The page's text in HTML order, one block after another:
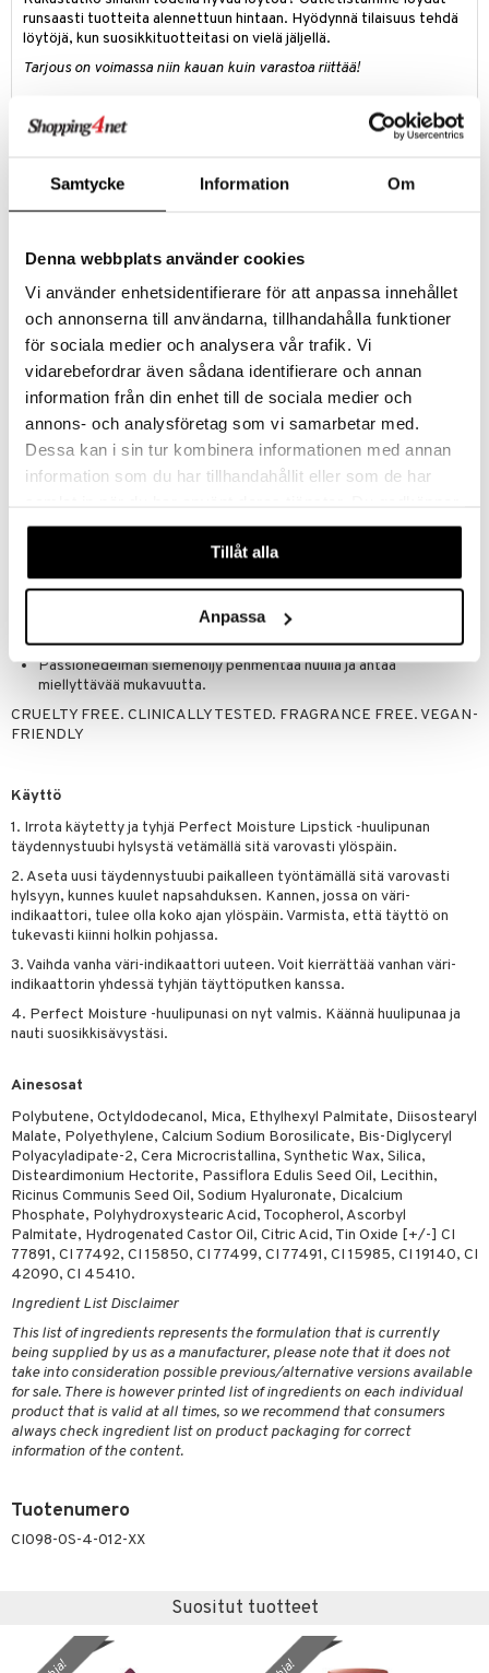
Samtycke Information Om
Denna webbplats använder cookies
Vi använder enhetsidentifierare för att anpassa innehållet
och annonserna till användarna, tillhandahålla funktioner
för sociala medier och analysera vår trafik. Vi
vidarebefordrar även sådana identifierare och annan
information från din enhet till de sociala medier och
annons- och analysföretag som vi samarbetar med.
Dessa kan i sin tur kombinera informationen med annan
information som du har tillhandahållit eller som de har
våra cookies vid fortsatt användande av vår webbplats.
Tillåt alla
Anpassa
runsaasti tuotteita alennettuun hintaan. Hyödynnä tilaisuus tehdä
löytöjä, kun suosikkituotteitasi on vielä jäljellä.
Tarjous on voimassa niin kauan kuin varastoa riittää!
Tuotetieto
mahdollisuuden tehdä kestävän valinnan IsaDoran ikonisen,
Monien vuosien jälkeen myyntilistojen kiistattomasta suosikista
Perfect Moisture -huulipunasta on tullut ikoninen tuote, ja on helppo
ymmärtää, miksi - kermainen, kosteuttava koostumus on
runsaspigmenttinen ja sisältää ravitsevia ainesosia, jotka jättävät
huulet miellyttävän kosteutetuiksi ja säteileviksi. Saatavilla on sekä
kermaisia että hohtavia sävyjä, ja yhdellä pyyhkäisyllä saat huulille
tasaisen värin ja mukavuuden.
Kosteuttava ja runsaspigmenttinen koostumus, joka liukuu
helposti huulilla
Saatavana sekä voidemaisena että hohtavana lopputuloksena
Täydennyspakkaus, jonka avulla voit täyttää hylsyn uudelleen
Passiohedelmän siemenöljy pehmentää huulia ja antaa
miellyttävää mukavuutta.
CRUELTY FREE. CLINICALLY TESTED. FRAGRANCE FREE. VEGAN-
FRIENDLY
Käyttö
1. Irrota käytetty ja tyhjä Perfect Moisture Lipstick -huulipunan
täydennystuubi hylsystä vetämällä sitä varovasti ylöspäin.
2. Aseta uusi täydennystuubi paikalleen työntämällä sitä varovasti
hylsyyn, kunnes kuulet napsahduksen. Kannen, jossa on väri-
indikaattori, tulee olla koko ajan ylöspäin. Varmista, että täyttö on
tukevasti kiinni holkin pohjassa.
3. Vaihda vanha väri-indikaattori uuteen. Voit kierrättää vanhan väri-
indikaattorin yhdessä tyhjän täyttöputken kanssa.
4. Perfect Moisture -huulipunasi on nyt valmis. Käännä huulipunaa ja
nauti suosikkisävystäsi.
Ainesosat
Polybutene, Octyldodecanol, Mica, Ethylhexyl Palmitate, Diisostearyl
Malate, Polyethylene, Calcium Sodium Borosilicate, Bis-Diglyceryl
Polyacyladipate-2, Cera Microcristallina, Synthetic Wax, Silica,
Disteardimonium Hectorite, Passiflora Edulis Seed Oil, Lecithin,
Ricinus Communis Seed Oil, Sodium Hyaluronate, Dicalcium
Phosphate, Polyhydroxystearic Acid, Tocopherol, Ascorbyl
Palmitate, Hydrogenated Castor Oil, Citric Acid, Tin Oxide [+/-] CI
77891, CI 77492, CI 15850, CI 77499, CI 77491, CI 15985, CI 19140, CI
42090, CI 45410.
Ingredient List Disclaimer
This list of ingredients represents the formulation that is currently
being supplied by us as a manufacturer, please note that it does not
take into consideration possible previous/alternative versions available
for sale. There is however printed list of ingredients on each individual
product that is valid at all times, so we recommend that consumers
always check ingredient list on product packaging for correct
information of the content.
Tuotenumero
CI098-0S-4-012-XX
Suositut tuotteet